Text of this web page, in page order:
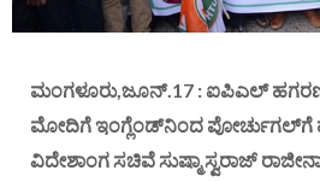
ಮಂಗಳೂರು,ಜೂನ್.17 : ಐಪಿಎಲ್
ಮೋದಿಗೆ ಇಂಗ್ಲೆಂಡ್‌ನಿಂದ ಪೋರ್ಚುಗಲ್‌ಗೆ
ವಿದೇಶಾಂಗ ಸಚಿವೆ ಸುಷ್ಮಾ ಸ್ವರಾಜ್